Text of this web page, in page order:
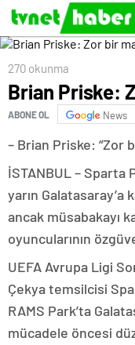
270 okunma
Brian Priske:
ABONE OL News
– Brian Priske: “Zor
İSTANBUL – Sparta
yarın Galatasaray’a
ancak müsabakayı
oyuncularının
UEFA Avrupa Ligi
Çekya temsilcisi
RAMS Park’ta
mücadele öncesi